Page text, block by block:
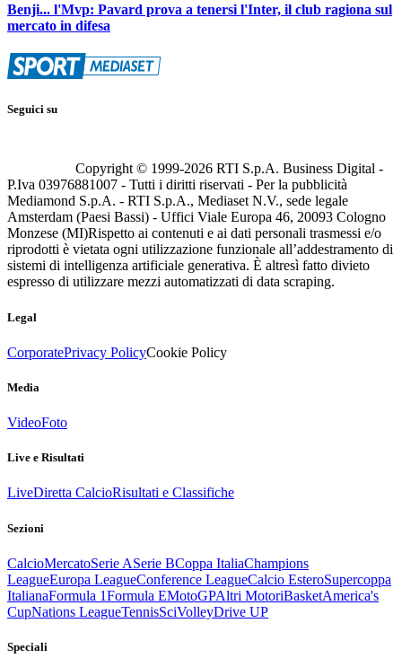
Benji... l'Mvp: Pavard prova a tenersi l'Inter, il club ragiona sul
mercato in difesa
Seguici su
Copyright © 1999-2026 RTI S.p.A. Business Digital -
P.Iva 03976881007 - Tutti i diritti riservati - Per la pubblicità
Mediamond S.p.A. - RTI S.p.A., Mediaset N.V., sede legale
Amsterdam (Paesi Bassi) - Uffici Viale Europa 46, 20093 Cologno
Monzese (MI)Rispetto ai contenuti e ai dati personali trasmessi e/o
riprodotti è vietata ogni utilizzazione funzionale all’addestramento di
sistemi di intelligenza artificiale generativa. È altresì fatto divieto
espresso di utilizzare mezzi automatizzati di data scraping.
Legal
CorporatePrivacy PolicyCookie Policy
Media
VideoFoto
Live e Risultati
LiveDiretta CalcioRisultati e Classifiche
Sezioni
CalcioMercatoSerie ASerie BCoppa ItaliaChampions
LeagueEuropa LeagueConference LeagueCalcio EsteroSupercoppa
ItalianaFormula 1Formula EMotoGPAltri MotoriBasketAmerica's
CupNations LeagueTennisSciVolleyDrive UP
Speciali